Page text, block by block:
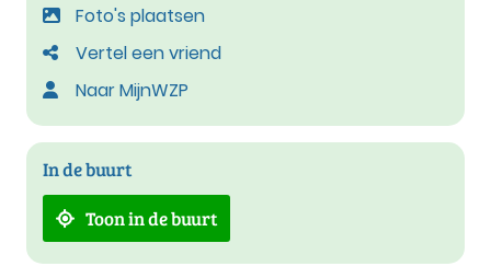
Foto's plaatsen
Vertel een vriend
Naar MijnWZP
In de buurt
Toon in de buurt